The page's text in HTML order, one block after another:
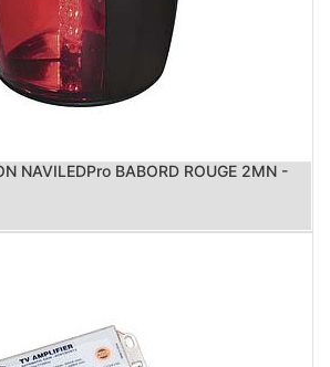
NAVILEDPro BABORD ROUGE 2MN -